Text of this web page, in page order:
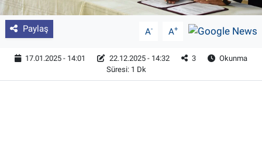
Paylaş A- A+
17.01.2025 - 14:01 22.12.2025 - 14:32 3
Okunma
Süresi: 1 Dk
Tahıllar ve Baklagiller
Tohum